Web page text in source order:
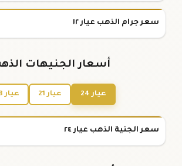
سعر جرام الذهب عيار ١٢
أسعار الجنيهات
عيار 24 عيار 21 عيار 18
سعر الجنية الذهب عيار ٢٤